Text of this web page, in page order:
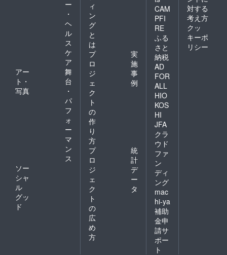
ー
・
ヘ
ル
ス
ケ
ア
アー
ト・
写真
舞
台
・
パ
フ
ォ
ー
マ
ン
ス
ソー
シャ
ル
グッ
ド
ィ
ン
グ
と
は
プ
ロ
ジ
ェ
ク
ト
の
作
り
方
実
施
事
例
プ
ロ
ジ
ェ
ク
ト
の
広
め
方
統
計
デ
ー
タ
CAM
PFI
RE
ふる
さと
納税
AD
FOR
ALL
HIO
KOS
HI
JFA
クラ
ウド
ファ
ン
ディ
ング
mac
hi-ya
補助
金申
請サ
ポー
ト
対する
考え方
クッ
キーポ
リシー